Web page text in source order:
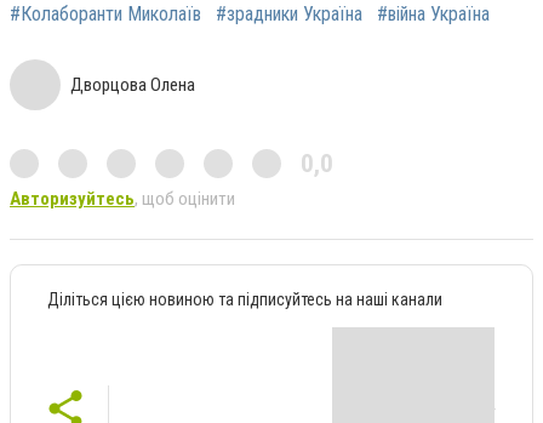
#Колаборанти Миколаїв #зрадники Україна #війна Україна
Дворцова Олена
0,0
Авторизуйтесь, щоб оцінити
Діліться цією новиною та підписуйтесь на наші канали